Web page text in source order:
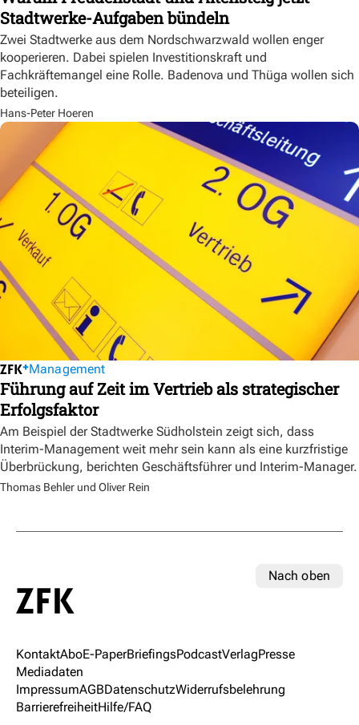
Stadtwerke-Aufgaben bündeln
Zwei Stadtwerke aus dem Nordschwarzwald wollen enger
kooperieren. Dabei spielen Investitionskraft und
Fachkräftemangel eine Rolle. Badenova und Thüga wollen sich
beteiligen.
Hans-Peter Hoeren
Management
Führung auf Zeit im Vertrieb als strategischer
Erfolgsfaktor
Am Beispiel der Stadtwerke Südholstein zeigt sich, dass
Interim-Management weit mehr sein kann als eine kurzfristige
Überbrückung, berichten Geschäftsführer und Interim-Manager.
Thomas Behler und Oliver Rein
Nach oben
KontaktAboE-PaperBriefingsPodcastVerlagPresse
Mediadaten
ImpressumAGBDatenschutzWiderrufsbelehrung
BarrierefreiheitHilfe/FAQ